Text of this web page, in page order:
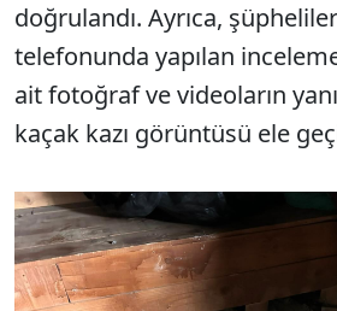
doğrulandı. Ayrıca,
telefonunda yapılan
ait fotoğraf ve videoların
kaçak kazı görüntüsü ele